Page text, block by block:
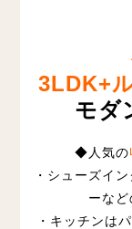
3LDK+
モダ
◆人気の
・シューズイ
ーなど
・キッチンは